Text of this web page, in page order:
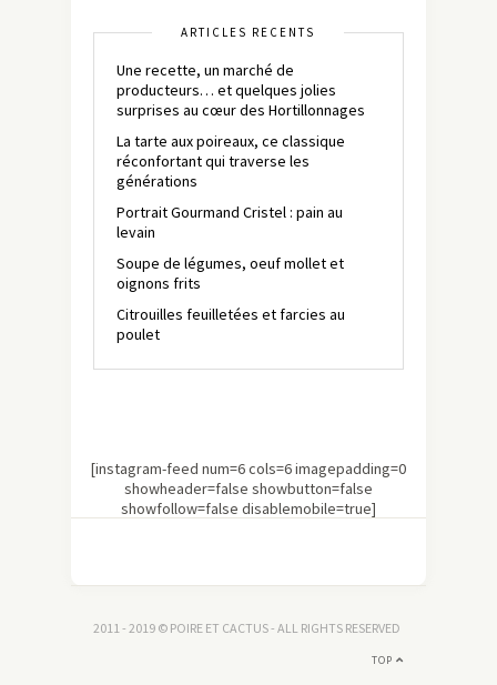
ARTICLES RÉCENTS
Une recette, un marché de
producteurs… et quelques jolies
surprises au cœur des Hortillonnages
La tarte aux poireaux, ce classique
réconfortant qui traverse les
générations
Portrait Gourmand Cristel : pain au
levain
Soupe de légumes, oeuf mollet et
oignons frits
Citrouilles feuilletées et farcies au
poulet
[instagram-feed num=6 cols=6 imagepadding=0
showheader=false showbutton=false
showfollow=false disablemobile=true]
2011 - 2019 © POIRE ET CACTUS - ALL RIGHTS RESERVED
TOP